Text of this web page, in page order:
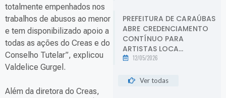
totalmente empenhados nos
trabalhos de abusos ao menor
e tem disponibilizado apoio a
todas as ações do Creas e do
Conselho Tutelar”, explicou
Valdelice Gurgel.
Além da diretora do Creas,
PREFEITURA DE CARAÚBAS
ABRE CREDENCIAMENTO
CONTÍNUO PARA
ARTISTAS LOCA...
12/05/2026
Ver todas